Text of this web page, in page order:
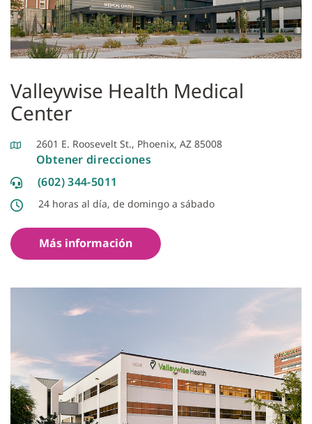
Valleywise Health Medical
Center
2601 E. Roosevelt St., Phoenix, AZ 85008
Obtener direcciones
(602) 344-5011
24 horas al día, de domingo a sábado
Más información